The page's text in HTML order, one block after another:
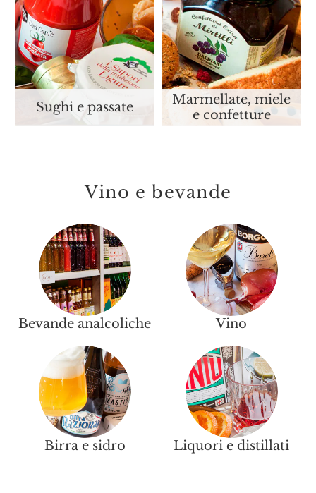
Sughi e passate
Marmellate, miele
e confetture
Vino e bevande
Bevande analcoliche Vino
Birra e sidro Liquori e distillati